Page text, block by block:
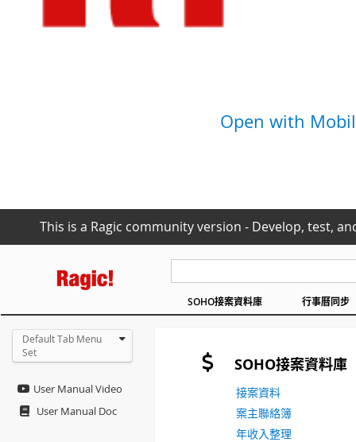
Open with
This is a Ragic community version - Develop, test,
SOHO接案資料庫 行事曆同步
Default Tab Menu
Set
User Manual Video
User Manual Doc
SOHO接案資料庫
接案資料
案主聯絡簿
年收入整理